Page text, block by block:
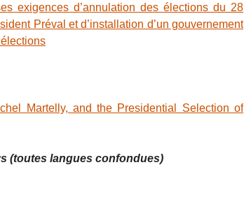
exigences d’annulation des élections du 28
Préval et d’installation d’un gouvernement
Martelly, and the Presidential Selection of
(toutes langues confondues)